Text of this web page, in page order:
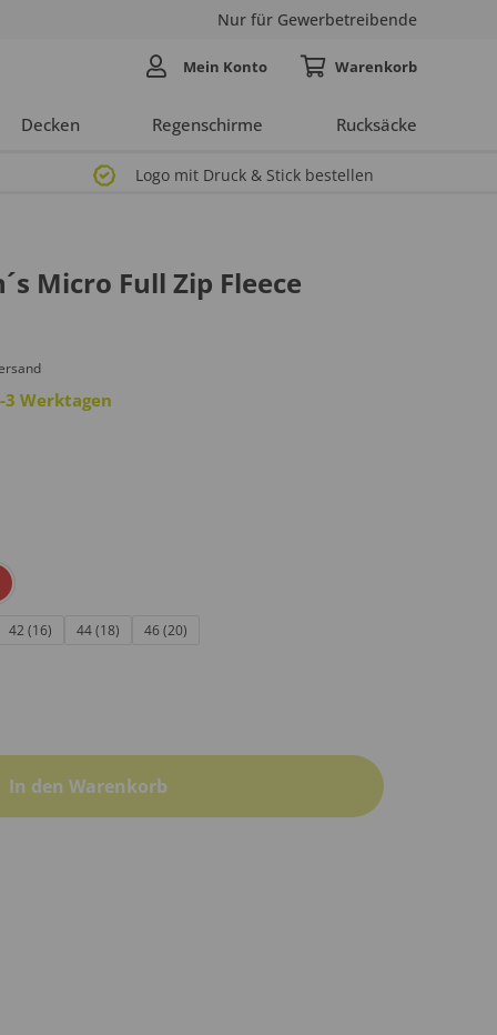
Nur für Gewerbetreibende
Decken Regenschirme Rucksäcke
Mein Konto
Logo mit Druck & Stick bestellen
Micro Full Zip Fleece
Werktagen
42 (16) 44 (18) 46 (20)
In den Warenkorb